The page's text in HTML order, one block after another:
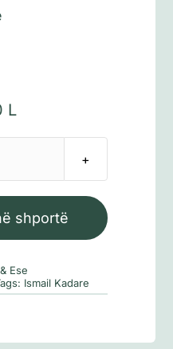
L
shportë
Ese
Ismail Kadare